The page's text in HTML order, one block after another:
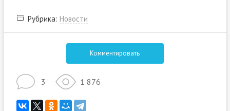
Рубрика: Новости
Комментировать
3 1 876